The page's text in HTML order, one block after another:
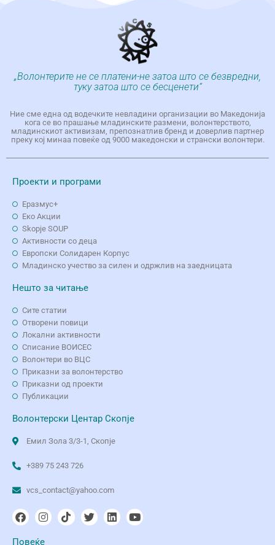
„Волонтерите не се платени-не затоа што се безвредни,
туку затоа што се бесценети“
Ние сме една од водечките невладини организации во Македонија
кога се во прашање младинските размени, волонтерството,
младинскиот активизам, препознатлив бренд и доверлив партнер
преку кој минаа повеќе од 9000 македонски и странски волонтери.
Проекти и програми
Еразмус+
Еко Aкции
Skopje SOUP
Активности со деца
Европски Солидарен Корпус
Младинско учество за силен и одржлив на заедницата
Нешто за читање
Сите статии
Отворени повици
Локални активности
Списание ВОИСЕС
Волонтери во ВЦС
Приказни за волонтерство
Приказни од проекти
Публикации
Волонтерски Центар Скопје
Емил Зола 3/3-1, Скопје
+389 75 243 726
vcs_contact@yahoo.com
Повеќе